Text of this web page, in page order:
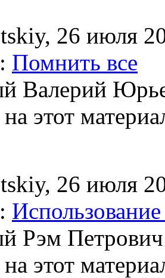
26 июля
Помнить все
Валерий
этот
26 июля
Рэм
этот